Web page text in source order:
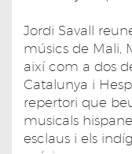
Jordi Savall
músics de Mali,
així com a dos
Catalunya i
repertori que
musicals
esclaus i els